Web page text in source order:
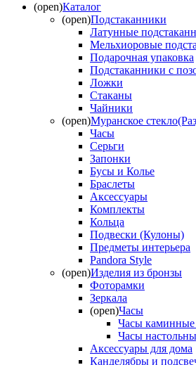
(open)Каталог
(open)Подстаканники
Латунные
Мельхиоровые
Подарочная упаковка
Подстаканники с
Ложки
Стаканы
Чайники
(open)Муранское
Часы
Серьги
Запонки
Бусы и Колье
Браслеты
Аксессуары
Комплекты
Кольца
Подвески (Кулоны)
Предметы интерьера
Pandora Style
(open)Изделия из бронзы
Фоторамки
Зеркала
(open)Часы
Часы
Часы
Аксессуары для дома
Канделябры и